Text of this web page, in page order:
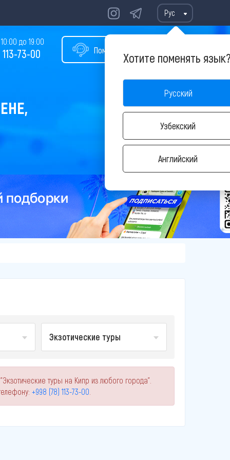
Рус
Хотите поменять
Русский
Узбекский
Английский
Помощь в подборе тура
до 19:00
73-00
Экзотические туры
туры на Кипр из любого города".
+998 (78) 113-73-00